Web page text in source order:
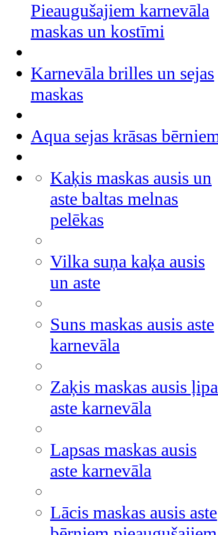
Pieaugušajiem karnevāla
maskas un kostīmi
Karnevāla brilles un sejas
maskas
Aqua sejas krāsas
Kaķis maskas ausis un
aste baltas melnas
pelēkas
Vilka suņa kaķa ausis
un aste
Suns maskas ausis aste
karnevāla
Zaķis maskas ausis ļipa
aste karnevāla
Lapsas maskas ausis
aste karnevāla
Lācis maskas ausis aste